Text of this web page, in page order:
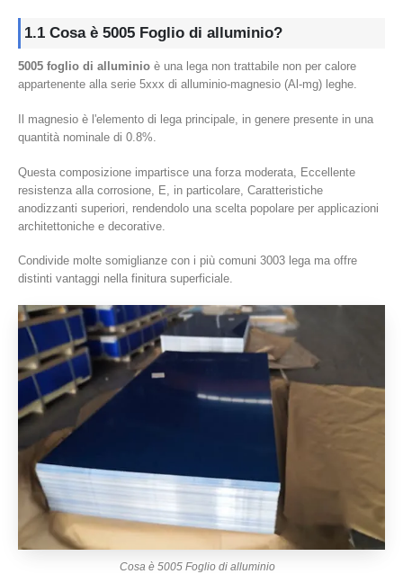
1.1 Cosa è 5005 Foglio di alluminio?
5005 foglio di alluminio è una lega non trattabile non per calore
appartenente alla serie 5xxx di alluminio-magnesio (Al-mg) leghe.
Il magnesio è l'elemento di lega principale, in genere presente in una
quantità nominale di 0.8%.
Questa composizione impartisce una forza moderata, Eccellente
resistenza alla corrosione, E, in particolare, Caratteristiche
anodizzanti superiori, rendendolo una scelta popolare per applicazioni
architettoniche e decorative.
Condivide molte somiglianze con i più comuni 3003 lega ma offre
distinti vantaggi nella finitura superficiale.
Cosa è 5005 Foglio di alluminio